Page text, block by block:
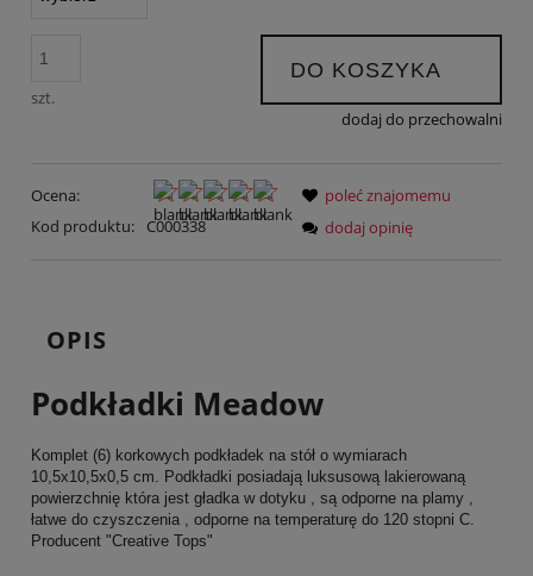
szt.
DO KOSZYKA
dodaj do przechowalni
Ocena:
Kod produktu:
C000338
poleć znajomemu
dodaj opinię
OPIS
Podkładki Meadow
Komplet (6) korkowych podkładek na stół o wymiarach
10,5x10,5x0,5 cm. Podkładki posiadają luksusową lakierowaną
powierzchnię która jest gładka w dotyku , są odporne na plamy ,
łatwe do czyszczenia , odporne na temperaturę do 120 stopni C.
Producent "Creative Tops"